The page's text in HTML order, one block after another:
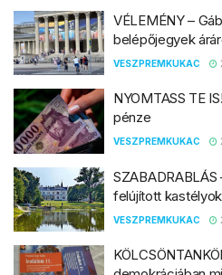
VÉLEMÉNY –
belépőjegyek
VESZPREMKUKAC
NYOMTASS TE
pénze
VESZPREMKUKAC
SZABADRABLÁS
felújított
VESZPREMKUKAC